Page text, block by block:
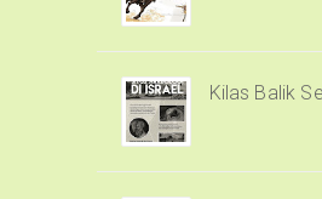
Kilas Balik